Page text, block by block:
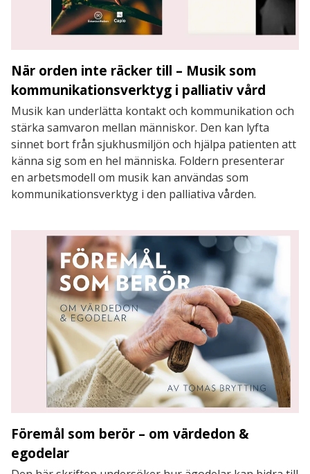
När orden inte räcker till – Musik som
kommunikationsverktyg i palliativ vård
Musik kan underlätta kontakt och kommunikation och
stärka samvaron mellan människor. Den kan lyfta
sinnet bort från sjukhusmiljön och hjälpa patienten att
känna sig som en hel människa. Foldern presenterar
en arbetsmodell om musik kan användas som
kommunikationsverktyg i den palliativa vården.
Föremål som berör – om värdedon &
egodelar